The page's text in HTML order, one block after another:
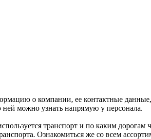
о компании, ее контактные
можно узнать напрямую у персонала.
транспорт и по каким дорогам
Ознакомиться же со всем